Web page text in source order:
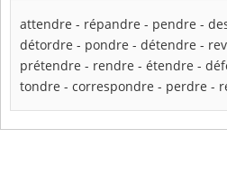
attendre - répandre - pendre -
détordre - pondre - détendre -
prétendre - rendre - étendre -
tondre - correspondre - perdre -